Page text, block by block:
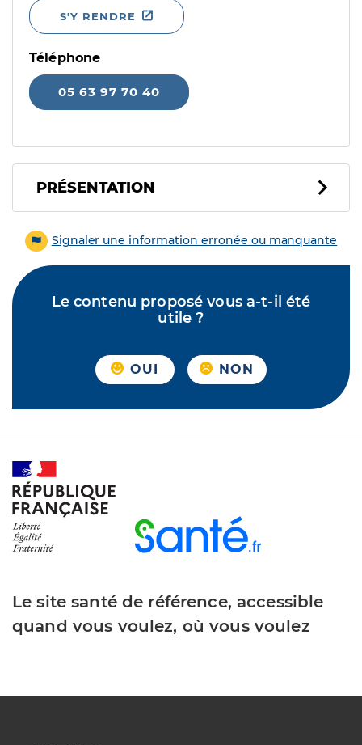
S'Y RENDRE
Téléphone
05 63 97 70 40
PRÉSENTATION
Signaler une information erronée ou manquante
Le contenu proposé vous a-t-il été
utile ?
OUI NON
Le site santé de référence, accessible
quand vous voulez, où vous voulez